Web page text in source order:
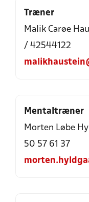
Træner
Malik Carøe
/ 42544122
Mentaltræner
Morten Løbe
50 57 61 37